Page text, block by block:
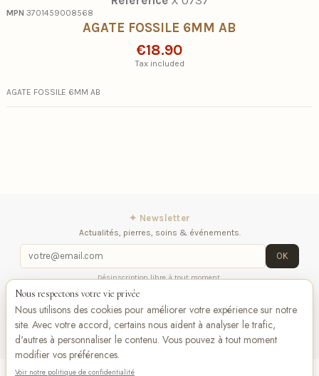
MPN 3701459008568
AGATE FOSSILE 6MM AB
€18.90
Tax included
AGATE FOSSILE 6MM AB
✦ Newsletter
Actualités, pierres, soins & événements.
OK
Désinscription libre à tout moment.
iqitlinksmanager module
nous
Nous respectons votre vie privée
Nous utilisons des cookies pour améliorer votre expérience sur notre
site. Avec votre accord, certains nous aident à analyser le trafic,
d'autres à personnaliser le contenu. Vous pouvez à tout moment
modifier vos préférences.
Voir notre politique de confidentialité